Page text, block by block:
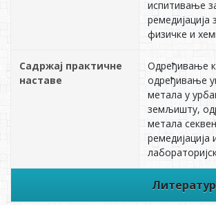
испитивање
физичке и
Садржај практичне
наставе
Одређивање
одређивање
метала у
земљишту,
метала
ремедијација